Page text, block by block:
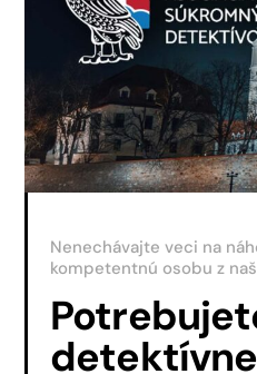
Nenechávajte veci na
kompetentnú osobu z